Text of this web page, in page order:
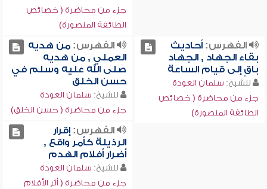
جزء من محاضرة ( خصائص
الطائفة المنصورة)
الفهرس:أحاديث
بقاء الجهاد , الجهاد
باقٍ إلى قيام الساعة
للشيخ: سلمان العودة
جزء من محاضرة ( خصائص
الطائفة المنصورة)
الفهرس:من هديه
العملي , من هديه
صلى الله عليه وسلم في
حسن الخلق
للشيخ: سلمان العودة
جزء من محاضرة ( حسن الخلق)
الفهرس:إقرار
الرذيلة كأمر واقع ,
أضرار أفلام الهدم
للشيخ: سلمان العودة
جزء من محاضرة ( أثر الأفلام